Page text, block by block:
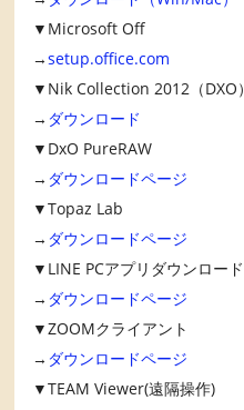
▼Microsoft Off
→setup.office.com
▼Nik Collection 2012（DXO）
→ ダウンロード
▼DxO PureRAW
→ ダウンロードページ
▼Topaz Lab
→ ダウンロードページ
▼LINE PCアプリダウンロード
→ ダウンロードページ
▼ZOOMクライアント
→ ダウンロードページ
▼TEAM Viewer(遠隔操作)